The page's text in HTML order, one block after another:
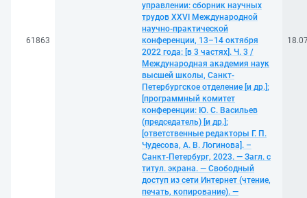
61863
управлении: сборник научных
трудов XXVI Международной
научно-практической
конференции, 13–14 октября
2022 года: [в 3 частях]. Ч. 3 /
Международная академия наук
высшей школы, Санкт-
Петербургское отделение [и др.];
[программный комитет
конференции: Ю. С. Васильев
(председатель) [и др.];
[ответственные редакторы Г. П.
Чудесова, А. В. Логинова]. –
Санкт-Петербург, 2023. — Загл. с
титул. экрана. — Свободный
доступ из сети Интернет (чтение,
печать, копирование). —